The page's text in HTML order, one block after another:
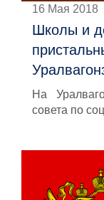
16 Мая 2018
Школы и
На
совета по